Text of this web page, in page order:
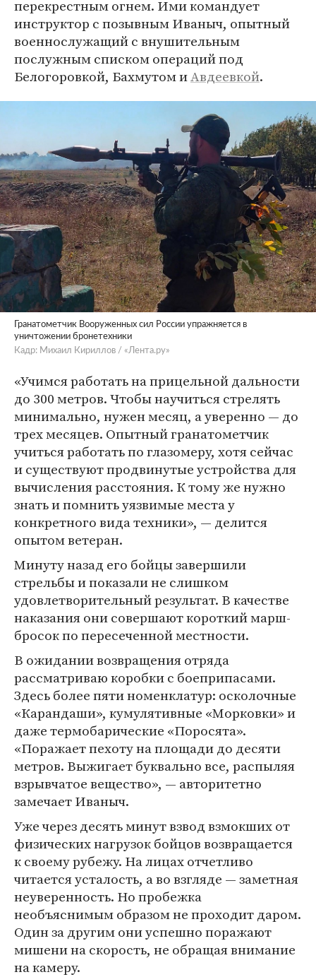
перекрестным огнем. Ими командует
инструктор с позывным Иваныч, опытный
военнослужащий с внушительным
послужным списком операций под
Белогоровкой, Бахмутом иАвдеевкой.
Гранатометчик Вооруженных сил России упражняется в
уничтожении бронетехники
Кадр: Михаил Кириллов / «Лента.ру»
«Учимся работать на прицельной дальности
до 300 метров. Чтобы научиться стрелять
минимально, нужен месяц, а уверенно — до
трех месяцев. Опытный гранатометчик
учиться работать по глазомеру, хотя сейчас
и существуют продвинутые устройства для
вычисления расстояния. К тому же нужно
знать и помнить уязвимые места у
конкретного вида техники», — делится
опытом ветеран.
Минуту назад его бойцы завершили
стрельбы и показали не слишком
удовлетворительный результат. В качестве
наказания они совершают короткий марш-
бросок по пересеченной местности.
В ожидании возвращения отряда
рассматриваю коробки с боеприпасами.
Здесь более пяти номенклатур: осколочные
«Карандаши», кумулятивные «Морковки» и
даже термобарические «Поросята».
«Поражает пехоту на площади до десяти
метров. Выжигает буквально все, распыляя
взрывчатое вещество», — авторитетно
замечает Иваныч.
Уже через десять минут взвод взмокших от
физических нагрузок бойцов возвращается
к своему рубежу. На лицах отчетливо
читается усталость, а во взгляде — заметная
неуверенность. Но пробежка
необъяснимым образом не проходит даром.
Один за другим они успешно поражают
мишени на скорость, не обращая внимание
на камеру.